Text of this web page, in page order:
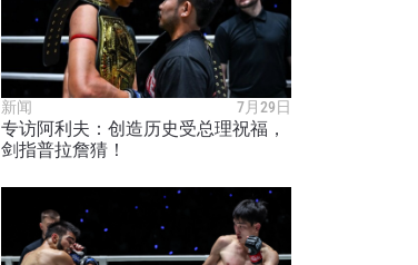
新闻 7月29日
专访阿利夫：创造历史受总理祝福，
剑指普拉詹猜！